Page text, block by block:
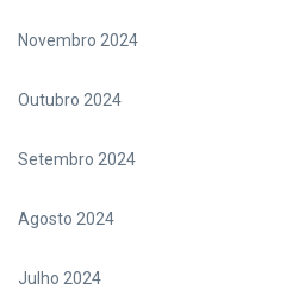
Novembro 2024
Outubro 2024
Setembro 2024
Agosto 2024
Julho 2024